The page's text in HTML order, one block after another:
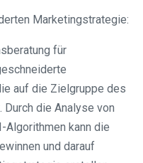
Marketingstrategie:
für
auf die Zielgruppe des
die Analyse von
Algorithmen kann die
und darauf